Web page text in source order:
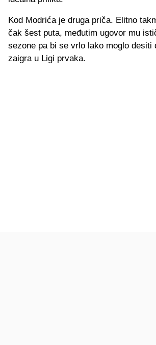
Kod Modrića je druga priča. Elitno
čak šest puta, međutim ugovor mu
sezone pa bi se vrlo lako moglo desiti
zaigra u Ligi prvaka.